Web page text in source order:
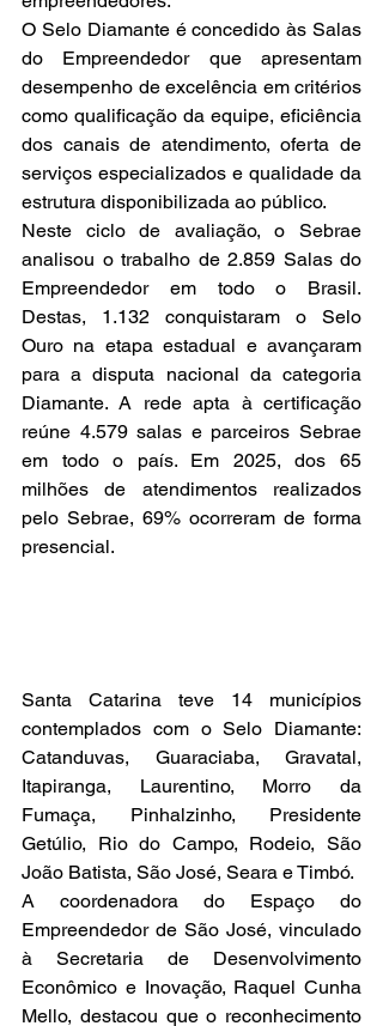
O Selo Diamante é concedido às Salas
do Empreendedor que apresentam
desempenho de excelência em critérios
como qualificação da equipe, eficiência
dos canais de atendimento, oferta de
serviços especializados e qualidade da
estrutura disponibilizada ao público.
Neste ciclo de avaliação, o Sebrae
analisou o trabalho de 2.859 Salas do
Empreendedor em todo o Brasil.
Destas, 1.132 conquistaram o Selo
Ouro na etapa estadual e avançaram
para a disputa nacional da categoria
Diamante. A rede apta à certificação
reúne 4.579 salas e parceiros Sebrae
em todo o país. Em 2025, dos 65
milhões de atendimentos realizados
pelo Sebrae, 69% ocorreram de forma
presencial.
Santa Catarina teve 14 municípios
contemplados com o Selo Diamante:
Catanduvas, Guaraciaba, Gravatal,
Itapiranga, Laurentino, Morro da
Fumaça, Pinhalzinho, Presidente
Getúlio, Rio do Campo, Rodeio, São
João Batista, São José, Seara e Timbó.
A coordenadora do Espaço do
Empreendedor de São José, vinculado
à Secretaria de Desenvolvimento
Econômico e Inovação, Raquel Cunha
Mello, destacou que o reconhecimento